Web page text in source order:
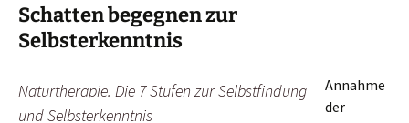
Schatten begegnen zur
Selbsterkenntnis
Naturtherapie. Die 7 Stufen zur Selbstfindung
und Selbsterkenntnis
Annahme
der